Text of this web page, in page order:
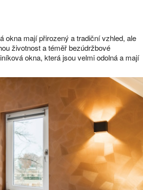
okna mají přirozený a tradiční vzhled, ale
životnost a téměř bezúdržbové
okna, která jsou velmi odolná a mají